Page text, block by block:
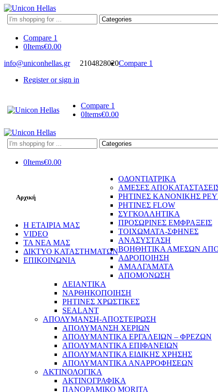
Search
here
Compare 1
0Items€0.00
info@uniconhellas.gr
2104828020Compare 1
Register or sign in
Compare 1
0Items€0.00
Search
here
0Items€0.00
Αρχική
Η ΕΤΑΙΡΙΑ ΜΑΣ
VIDEO
ΤΑ ΝΕΑ ΜΑΣ
ΔΙΚΤΥΟ ΚΑΤΑΣΤΗΜΑΤΩΝ
ΕΠΙΚΟΙΝΩΝΙΑ
ΟΔΟΝΤΙΑΤΡΙΚΑ
ΑΜΕΣΕΣ
ΡΗΤΙΝΕΣ ΚΑΝΟΝΙΚΗΣ
ΡΗΤΙΝΕΣ FLOW
ΣΥΓΚΟΛΛΗΤΙΚΑ
ΠΡΟΣΩΡΙΝΕΣ ΕΜΦΡΑΞΕΙΣ
ΤΟΙΧΩΜΑΤΑ-ΣΦΗΝΕΣ
ΑΝΑΣΥΣΤΑΣΗ
ΒΟΗΘΗΤΙΚΑ ΑΜΕΣΩΝ
ΑΔΡΟΠΟΙΗΣΗ
ΑΜΑΛΓΑΜΑΤΑ
ΑΠΟΜΟΝΩΣΗ
ΛΕΙΑΝΤΙΚΑ
ΝΑΡΘΗΚΟΠΟΙΗΣΗ
ΡΗΤΙΝΕΣ ΧΡΩΣΤΙΚΕΣ
SEALANT
ΑΠΟΛΥΜΑΝΣΗ-ΑΠΟΣΤΕΙΡΩΣΗ
ΑΠΟΛΥΜΑΝΣΗ ΧΕΡΙΩΝ
ΑΠΟΛΥΜΑΝΤΙΚΑ ΕΡΓΑΛΕΙΩΝ – ΦΡΕΖΩΝ
ΑΠΟΛΥΜΑΝΤΙΚΑ ΕΠΙΦΑΝΕΙΩΝ
ΑΠΟΛΥΜΑΝΤΙΚΑ ΕΙΔΙΚΗΣ ΧΡΗΣΗΣ
ΑΠΟΛΥΜΑΝΤΙΚΑ ΑΝΑΡΡΟΦΗΣΕΩΝ
ΑΚΤΙΝΟΛΟΓΙΚΑ
ΑΚΤΙΝΟΓΡΑΦΙΚΑ
ΠΑΝΟΡΑΜΙΚΟ MORITA